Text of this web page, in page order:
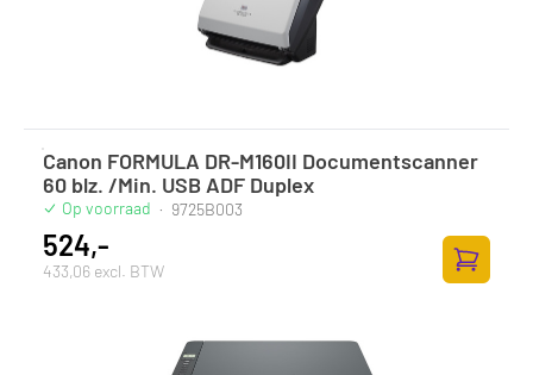
Canon FORMULA DR-M160II Documentscanner
60 blz. /Min. USB ADF Duplex
Op voorraad · 9725B003
524,-
433,06 excl. BTW